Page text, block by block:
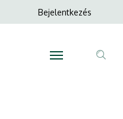
Anonim
menüje
Bejelentkezés